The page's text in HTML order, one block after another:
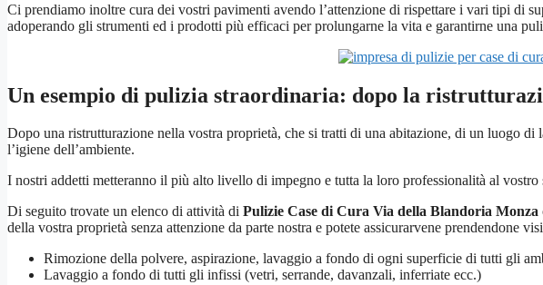
Ci prendiamo inoltre cura dei vostri pavimenti avendo l’attenzione di rispettare i vari tipi di
adoperando gli strumenti ed i prodotti più efficaci per prolungarne la vita e garantirne una
Un esempio di pulizia straordinaria: dopo la
Dopo una ristrutturazione nella vostra proprietà, che si tratti di una abitazione, di un luogo
l’igiene dell’ambiente.
I nostri addetti metteranno il più alto livello di impegno e tutta la loro professionalità al
Di seguito trovate un elenco di attività di Pulizie Case di Cura Via della Blandoria Monza
della vostra proprietà senza attenzione da parte nostra e potete assicurarvene prendendone
Rimozione della polvere, aspirazione, lavaggio a fondo di ogni superficie di tutti gli
Lavaggio a fondo di tutti gli infissi (vetri, serrande, davanzali, inferriate ecc.)